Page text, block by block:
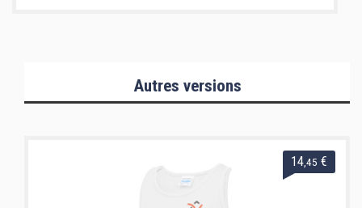
Autres versions
14,45 €